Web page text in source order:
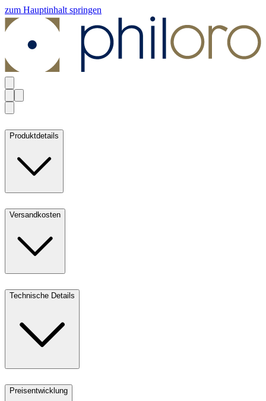
zum Hauptinhalt springen
Produktdetails
Versandkosten
Technische Details
Preisentwicklung